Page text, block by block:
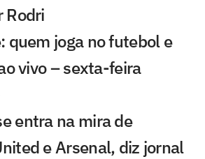
Rodri
quem joga no futebol e
vivo – sexta-feira
entra na mira de
e Arsenal, diz jornal